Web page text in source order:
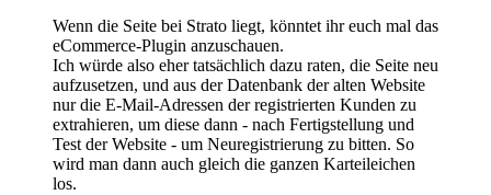
Wenn die Seite bei Strato liegt, könntet ihr euch mal das
eCommerce-Plugin anzuschauen.
Ich würde also eher tatsächlich dazu raten, die Seite neu
aufzusetzen, und aus der Datenbank der alten Website
nur die E-Mail-Adressen der registrierten Kunden zu
extrahieren, um diese dann - nach Fertigstellung und
Test der Website - um Neuregistrierung zu bitten. So
wird man dann auch gleich die ganzen Karteileichen
los.